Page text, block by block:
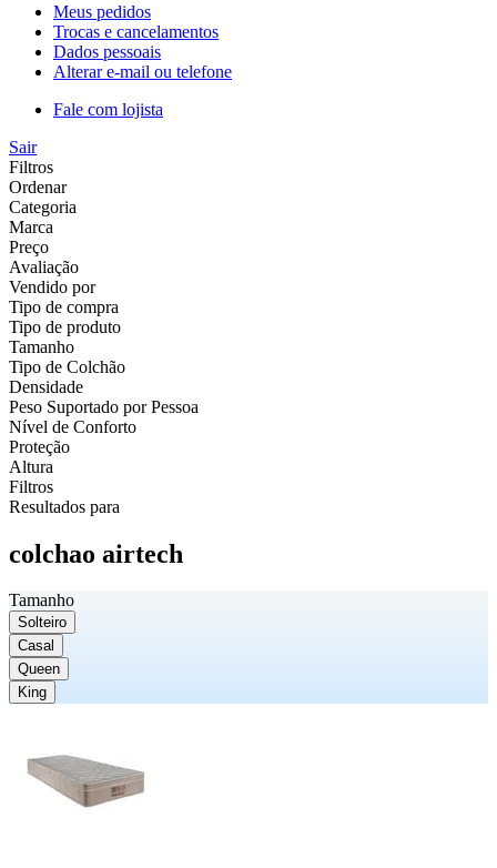
Meus pedidos
Trocas e cancelamentos
Dados pessoais
Alterar e-mail ou telefone
Fale com lojista
Sair
Filtros
Ordenar
Categoria
Marca
Preço
Avaliação
Vendido por
Tipo de compra
Tipo de produto
Tamanho
Tipo de Colchão
Densidade
Peso Suportado por Pessoa
Nível de Conforto
Proteção
Altura
Filtros
Resultados para
colchao airtech
Tamanho
Solteiro
Casal
Queen
King